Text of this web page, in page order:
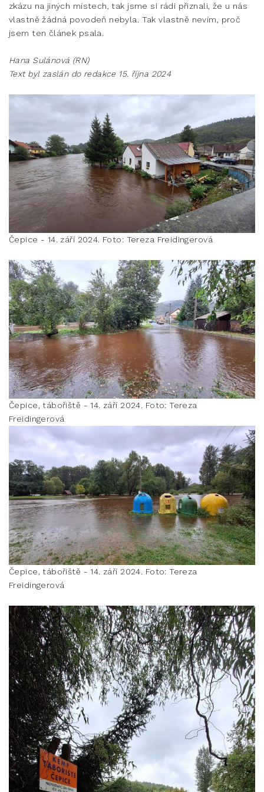
zkázu na jiných místech, tak jsme si rádi přiznali, že u nás
vlastně žádná povodeň nebyla. Tak vlastně nevím, proč
jsem ten článek psala.
Hana Sulánová (RN)
Text byl zaslán do redakce 15. října 2024
Čepice - 14. září 2024. Foto: Tereza Freidingerová
Čepice, tábořiště - 14. září 2024. Foto: Tereza
Freidingerová
Čepice, tábořiště - 14. září 2024. Foto: Tereza
Freidingerová